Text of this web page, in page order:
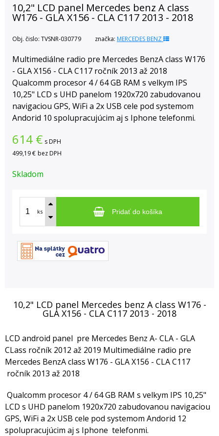
10,2" LCD panel Mercedes benz A class
W176 - GLA X156 - CLA C117 2013 - 2018
Obj. čislo: TVSNR-030779 značka: MERCEDES BENZ
Multimediálne radio pre Mercedes BenzA class W176
- GLA X156 - CLA C117 ročník 2013 až 2018
Qualcomm procesor 4 / 64 GB RAM s velkym IPS
10,25" LCD s UHD panelom 1920x720 zabudovanou
navigaciou GPS, WiFi a 2x USB cele pod systemom
Andorid 10 spolupracujúcim aj s Iphone telefonmi.
614 € s DPH
499,19 € bez DPH
Skladom
ks Pridať do košíka
10,2" LCD panel Mercedes benz A class W176 -
GLA X156 - CLA C117 2013 - 2018
LCD android panel pre Mercedes Benz A- CLA - GLA
CLass ročník 2012 až 2019 Multimediálne radio pre
Mercedes BenzA class W176 - GLA X156 - CLA C117
ročník 2013 až 2018
Qualcomm procesor 4 / 64 GB RAM s velkym IPS 10,25"
LCD s UHD panelom 1920x720 zabudovanou navigaciou
GPS, WiFi a 2x USB cele pod systemom Andorid 12
spolupracujúcim aj s Iphone telefonmi.